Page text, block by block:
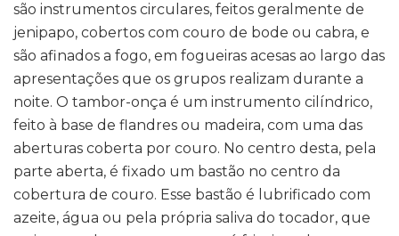
são instrumentos circulares, feitos geralmente de
jenipapo, cobertos com couro de bode ou cabra, e
são afinados a fogo, em fogueiras acesas ao largo das
apresentações que os grupos realizam durante a
noite. O tambor-onça é um instrumento cilíndrico,
feito à base de flandres ou madeira, com uma das
aberturas coberta por couro. No centro desta, pela
parte aberta, é fixado um bastão no centro da
cobertura de couro. Esse bastão é lubrificado com
azeite, água ou pela própria saliva do tocador, que